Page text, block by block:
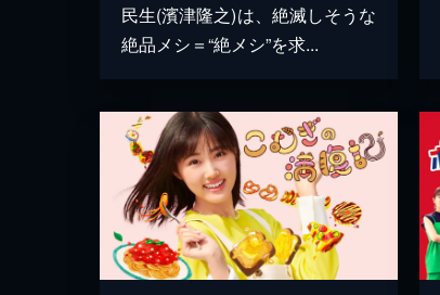
民生(濱津隆之)は、絶滅しそうな
絶品メシ＝“絶メシ”を求...